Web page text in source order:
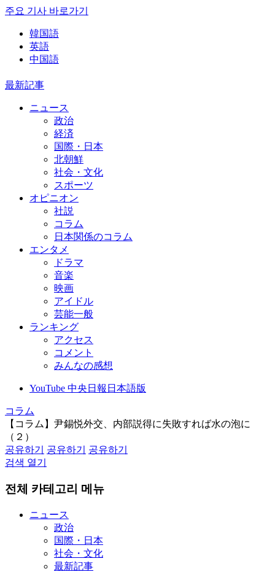
주요 기사 바로가기
韓国語
英語
中国語
最新記事
ニュース
政治
経済
国際・日本
北朝鮮
社会・文化
スポーツ
オピニオン
社説
コラム
日本関係のコラム
エンタメ
ドラマ
音楽
映画
アイドル
芸能一般
ランキング
アクセス
コメント
みんなの感想
YouTube 中央日報日本語版
コラム
【コラム】尹錫悦外交、内部説得に失敗すれば水の泡に
（２）
공유하기
공유하기
공유하기
검색 열기
전체 카테고리 메뉴
ニュース
政治
国際・日本
社会・文化
最新記事